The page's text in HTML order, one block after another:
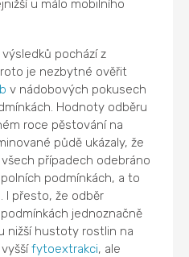
u málo mobilního
pochází z
je nezbytné ověřit
v nádobových pokusech
Hodnoty odběru
roce pěstování na
půdě ukázaly, že
případech odebráno
podmínkách, a to
I přesto, že odběr
jednoznačně
nižší hustoty rostlin na
vyššífytoextrakci, ale